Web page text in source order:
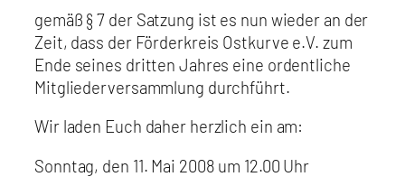
gemäß § 7 der Satzung ist es nun wieder an der
Zeit, dass der Förderkreis Ostkurve e.V. zum
Ende seines dritten Jahres eine ordentliche
Mitgliederversammlung durchführt.
Wir laden Euch daher herzlich ein am:
Sonntag, den 11. Mai 2008 um 12.00 Uhr